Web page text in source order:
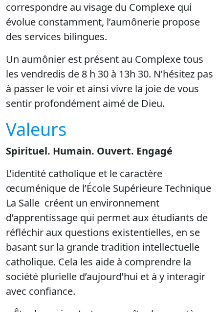
correspondre au visage du Complexe qui
évolue constamment, l’aumônerie propose
des services bilingues.
Un aumônier est présent au Complexe tous
les vendredis de 8 h 30 à 13h 30. N’hésitez pas
à passer le voir et ainsi vivre la joie de vous
sentir profondément aimé de Dieu.
Valeurs
Spirituel. Humain. Ouvert. Engagé
L’identité catholique et le caractère
œcuménique de l’École Supérieure Technique
La Salle créent un environnement
d’apprentissage qui permet aux étudiants de
réfléchir aux questions existentielles, en se
basant sur la grande tradition intellectuelle
catholique. Cela les aide à comprendre la
société plurielle d’aujourd’hui et à y interagir
avec confiance.